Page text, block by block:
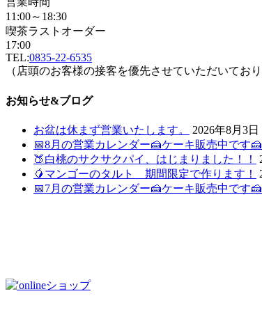
11:00～18:30
喫茶ラストオーダー
17:00
TEL:0835-22-6535
（店頭のお客様の接客を優先させていただいて
お知らせ&ブログ
お盆は休まず営業いたします。
2026年8月3日
📅8月の営業カレンダー🍰ケーキ販売中です🍰
🍑白桃のサクサクパイ、はじまりました！！
🥭マンゴーのタルト 期間限定で作ります！
📅7月の営業カレンダー🍰ケーキ販売中です🍰